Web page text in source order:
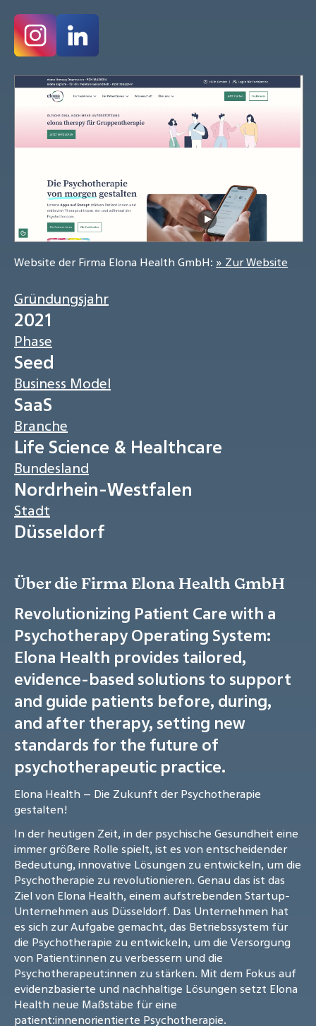
Website der Firma Elona Health GmbH: » Zur Website
Gründungsjahr
2021
Phase
Seed
Business Model
SaaS
Branche
Life Science & Healthcare
Bundesland
Nordrhein-Westfalen
Stadt
Düsseldorf
Über die Firma Elona Health GmbH
Revolutionizing Patient Care with a
Psychotherapy Operating System:
Elona Health provides tailored,
evidence-based solutions to support
and guide patients before, during,
and after therapy, setting new
standards for the future of
psychotherapeutic practice.
Elona Health – Die Zukunft der Psychotherapie
gestalten!
In der heutigen Zeit, in der psychische Gesundheit eine
immer größere Rolle spielt, ist es von entscheidender
Bedeutung, innovative Lösungen zu entwickeln, um die
Psychotherapie zu revolutionieren. Genau das ist das
Ziel von Elona Health, einem aufstrebenden Startup-
Unternehmen aus Düsseldorf. Das Unternehmen hat
es sich zur Aufgabe gemacht, das Betriebssystem für
die Psychotherapie zu entwickeln, um die Versorgung
von Patient:innen zu verbessern und die
Psychotherapeut:innen zu stärken. Mit dem Fokus auf
evidenzbasierte und nachhaltige Lösungen setzt Elona
Health neue Maßstäbe für eine
patient:innenorientierte Psychotherapie.